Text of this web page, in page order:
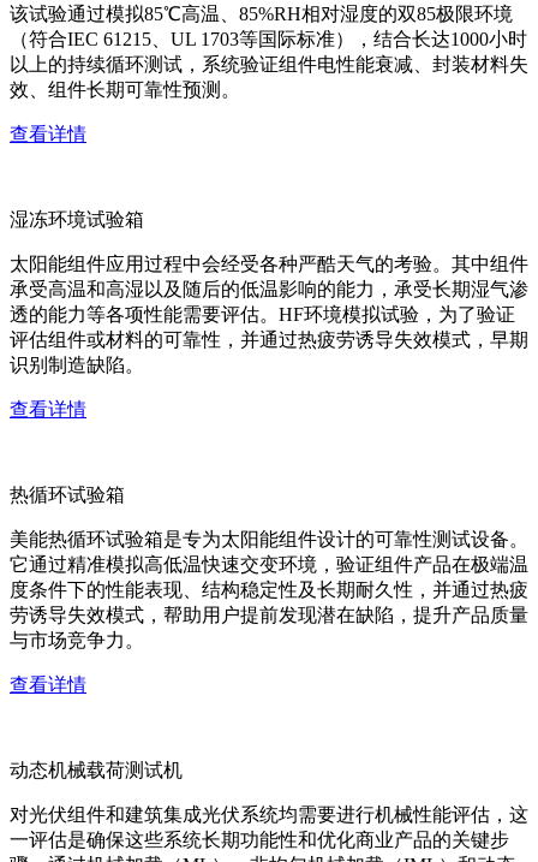
该试验通过模拟85℃高温、85%RH相对湿度的双85极限环境
（符合IEC 61215、UL 1703等国际标准），结合长达1000小时
以上的持续循环测试，系统验证组件电性能衰减、封装材料失
效、组件长期可靠性预测。
查看详情
湿冻环境试验箱
太阳能组件应用过程中会经受各种严酷天气的考验。其中组件
承受高温和高湿以及随后的低温影响的能力，承受长期湿气渗
透的能力等各项性能需要评估。HF环境模拟试验，为了验证
评估组件或材料的可靠性，并通过热疲劳诱导失效模式，早期
识别制造缺陷。
查看详情
热循环试验箱
美能热循环试验箱是专为太阳能组件设计的可靠性测试设备。
它通过精准模拟高低温快速交变环境，验证组件产品在极端温
度条件下的性能表现、结构稳定性及长期耐久性，并通过热疲
劳诱导失效模式，帮助用户提前发现潜在缺陷，提升产品质量
与市场竞争力。
查看详情
动态机械载荷测试机
对光伏组件和建筑集成光伏系统均需要进行机械性能评估，这
一评估是确保这些系统长期功能性和优化商业产品的关键步